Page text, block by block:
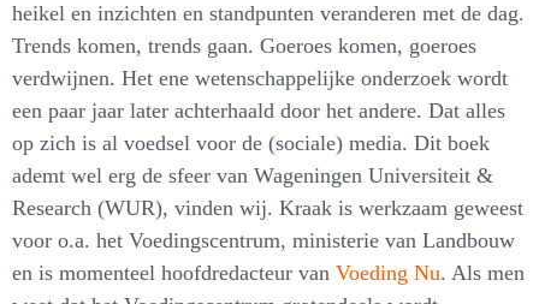
heikel en inzichten en standpunten veranderen met de dag.
Trends komen, trends gaan. Goeroes komen, goeroes
verdwijnen. Het ene wetenschappelijke onderzoek wordt
een paar jaar later achterhaald door het andere. Dat alles
op zich is al voedsel voor de (sociale) media. Dit boek
ademt wel erg de sfeer van Wageningen Universiteit &
Research (WUR), vinden wij. Kraak is werkzaam geweest
voor o.a. het Voedingscentrum, ministerie van Landbouw
en is momenteel hoofdredacteur van Voeding Nu. Als men